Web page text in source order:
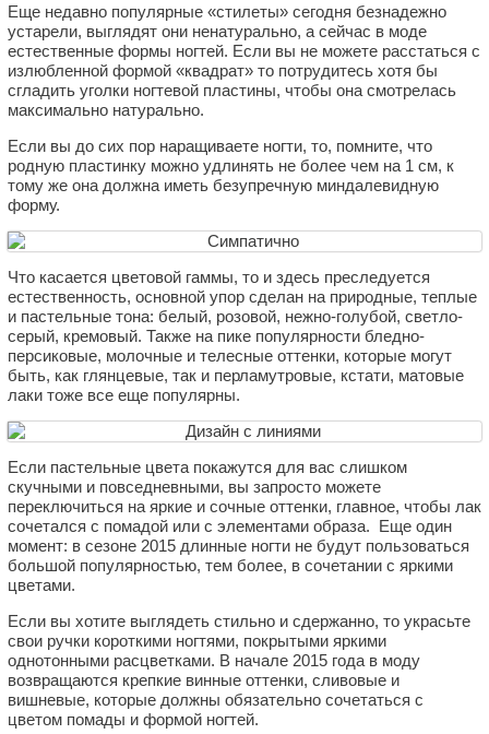
Еще недавно популярные «стилеты» сегодня безнадежно
устарели, выглядят они ненатурально, а сейчас в моде
естественные формы ногтей. Если вы не можете расстаться с
излюбленной формой «квадрат» то потрудитесь хотя бы
сгладить уголки ногтевой пластины, чтобы она смотрелась
максимально натурально.
Если вы до сих пор наращиваете ногти, то, помните, что
родную пластинку можно удлинять не более чем на 1 см, к
тому же она должна иметь безупречную миндалевидную
форму.
Что касается цветовой гаммы, то и здесь преследуется
естественность, основной упор сделан на природные, теплые
и пастельные тона: белый, розовой, нежно-голубой, светло-
серый, кремовый. Также на пике популярности бледно-
персиковые, молочные и телесные оттенки, которые могут
быть, как глянцевые, так и перламутровые, кстати, матовые
лаки тоже все еще популярны.
Если пастельные цвета покажутся для вас слишком
скучными и повседневными, вы запросто можете
переключиться на яркие и сочные оттенки, главное, чтобы лак
сочетался с помадой или с элементами образа. Еще один
момент: в сезоне 2015 длинные ногти не будут пользоваться
большой популярностью, тем более, в сочетании с яркими
цветами.
Если вы хотите выглядеть стильно и сдержанно, то украсьте
свои ручки короткими ногтями, покрытыми яркими
однотонными расцветками. В начале 2015 года в моду
возвращаются крепкие винные оттенки, сливовые и
вишневые, которые должны обязательно сочетаться с
цветом помады и формой ногтей.